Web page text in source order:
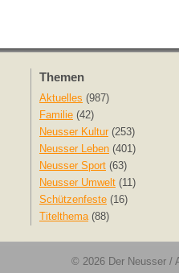
Themen
Aktuelles (987)
Familie (42)
Neusser Kultur (253)
Neusser Leben (401)
Neusser Sport (63)
Neusser Umwelt (11)
Schützenfeste (16)
Titelthema(88)
© 2026 Der Neusser /